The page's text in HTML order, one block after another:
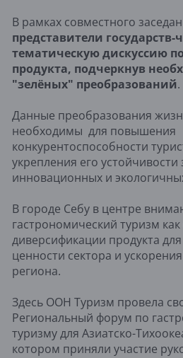
В рамках совместного
представители государств-
тематическую дискуссию
продукта, подчеркнув
"зелёных" преобразований.
Данные преобразования
необходимы для повышения
конкурентоспособности
укрепления его
инновационных и
В городе Себу в центре
гастрономический туризм
диверсификации продукта
ценности сектора и
региона.
Здесь ООН Туризм провела
Региональный форум по
туризму для Азиатско-
котором приняли участие